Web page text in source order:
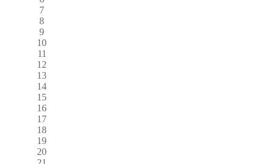
7
8
9
10
11
12
13
14
15
16
17
18
19
20